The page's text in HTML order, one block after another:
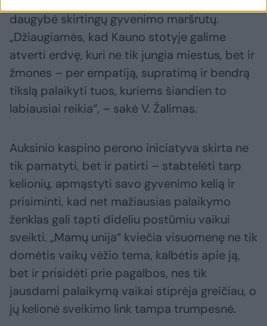
daugybė skirtingų gyvenimo maršrutų.
„Džiaugiamės, kad Kauno stotyje galime
atverti erdvę, kuri ne tik jungia miestus, bet ir
žmones – per empatiją, supratimą ir bendrą
tikslą palaikyti tuos, kuriems šiandien to
labiausiai reikia“, – sakė V. Žalimas.
Auksinio kaspino perono iniciatyva skirta ne
tik pamatyti, bet ir patirti – stabtelėti tarp
kelionių, apmąstyti savo gyvenimo kelią ir
prisiminti, kad net mažiausias palaikymo
ženklas gali tapti dideliu postūmiu vaikui
sveikti. „Mamų unija“ kviečia visuomenę ne tik
domėtis vaikų vėžio tema, kalbėtis apie ją,
bet ir prisidėti prie pagalbos, nes tik
jausdami palaikymą vaikai stiprėja greičiau, o
jų kelionė sveikimo link tampa trumpesnė.